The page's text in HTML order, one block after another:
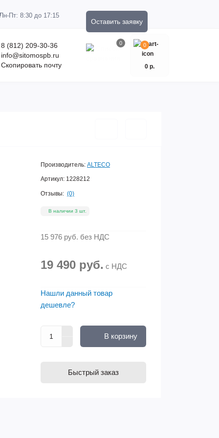
Пт: 8:30 до 17:15
Оставить заявку
8 (812) 209-30-36
info@sitomospb.ru
Скопировать почту
0 0
0 р.
Производитель: ALTECO
Артикул: 1228212
Отзывы: (0)
В наличии 3 шт.
15 976 руб. без НДС
19 490 руб. с НДС
Нашли данный товар
дешевле?
В корзину
Быстрый заказ